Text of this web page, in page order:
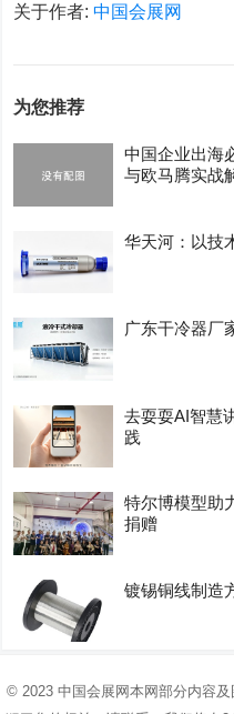
关于作者:中国会展网
为您推荐
中国企业出海
与欧马腾实战
华天河：以技
广东干冷器厂
去耍耍AI智慧
践
特尔博模型助
捐赠
镀锡铜线制造
© 2023 中国会展网本网部分内容